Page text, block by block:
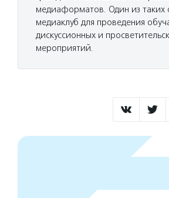
медиаформатов. Один из
медиаклуб для проведения
дискуссионных и
мероприятий.